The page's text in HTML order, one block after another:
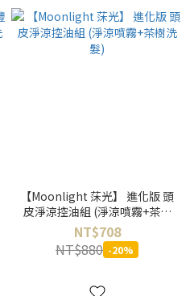
【Moonlight 莯光】 進化版 頭
皮淨涼控油組 (淨涼噴霧+茶樹
洗髮)
NT$708
NT$880 -20%